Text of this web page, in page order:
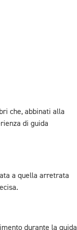
che, abbinati alla
di guida
a quella arretrata
durante la guida